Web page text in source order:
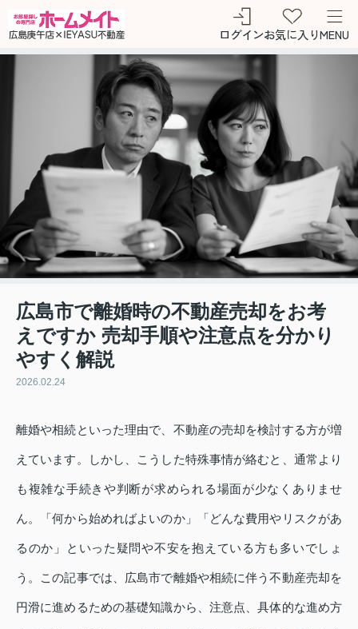
ログインお気に入りMENU
広島市で離婚時の不動産売却をお考
えですか 売却手順や注意点を分かり
やすく解説
2026.02.24
離婚や相続といった理由で、不動産の売却を検討する方が増
えています。しかし、こうした特殊事情が絡むと、通常より
も複雑な手続きや判断が求められる場面が少なくありませ
ん。「何から始めればよいのか」「どんな費用やリスクがあ
るのか」といった疑問や不安を抱えている方も多いでしょ
う。この記事では、広島市で離婚や相続に伴う不動産売却を
円滑に進めるための基礎知識から、注意点、具体的な進め方